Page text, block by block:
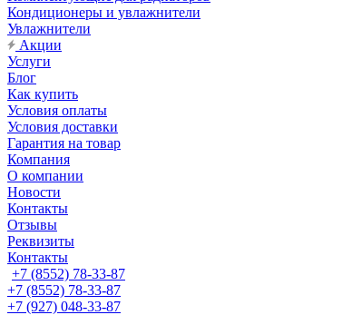
Кондиционеры и увлажнители
Увлажнители
Акции
Услуги
Блог
Как купить
Условия оплаты
Условия доставки
Гарантия на товар
Компания
О компании
Новости
Контакты
Отзывы
Реквизиты
Контакты
+7 (8552) 78-33-87
+7 (8552) 78-33-87
+7 (927) 048-33-87